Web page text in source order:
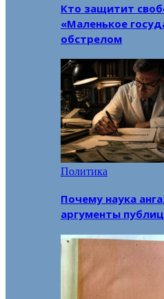
Кто защитит
«Маленькое
обстрелом
Политика
Почему наука
аргументы